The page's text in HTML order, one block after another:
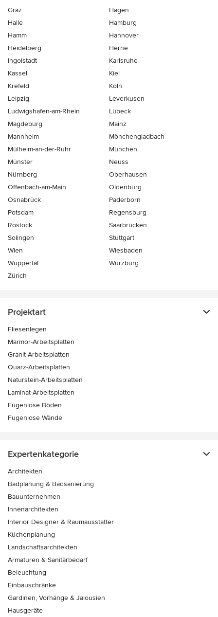
Graz
Hagen
Halle
Hamburg
Hamm
Hannover
Heidelberg
Herne
Ingolstadt
Karlsruhe
Kassel
Kiel
Krefeld
Köln
Leipzig
Leverkusen
Ludwigshafen-am-Rhein
Lübeck
Magdeburg
Mainz
Mannheim
Mönchen­gladbach
Mülheim-an-der-Ruhr
München
Münster
Neuss
Nürnberg
Oberhausen
Offenbach-am-Main
Oldenburg
Osnabrück
Paderborn
Potsdam
Regensburg
Rostock
Saarbrücken
Solingen
Stuttgart
Wien
Wiesbaden
Wuppertal
Würzburg
Zürich
Projektart
Fliesenlegen
Marmor-Arbeitsplatten
Granit-Arbeitsplatten
Quarz-Arbeitsplatten
Naturstein-Arbeitsplatten
Laminat-Arbeitsplatten
Fugenlose Böden
Fugenlose Wände
Expertenkategorie
Architekten
Badplanung & Badsanierung
Bauunternehmen
Innenarchitekten
Interior Designer & Raumausstatter
Küchenplanung
Landschaftsarchitekten
Armaturen & Sanitärbedarf
Beleuchtung
Einbauschränke
Gardinen, Vorhänge & Jalousien
Hausgeräte